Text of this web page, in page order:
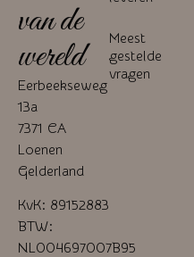
van de
wereld
Eerbeekseweg
13a
7371 CA
Loenen
Gelderland
KvK: 89152883
BTW:
NL004697007B95
Meest
gestelde
vragen